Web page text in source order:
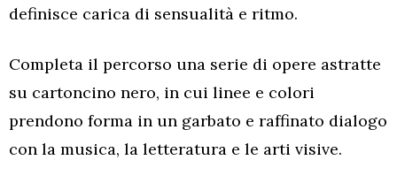
definisce carica di sensualità e ritmo.
Completa il percorso una serie di opere astratte
su cartoncino nero, in cui linee e colori
prendono forma in un garbato e raffinato dialogo
con la musica, la letteratura e le arti visive.